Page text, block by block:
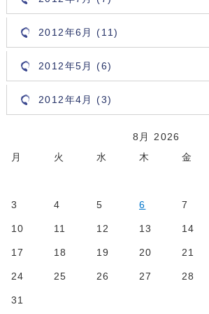
2012年6月 (11)
2012年5月 (6)
2012年4月 (3)
8月 2026
月
火 水 木 金
3 4 5 6 7
10 11 12 13 14
17 18 19 20 21
24 25 26 27 28
31